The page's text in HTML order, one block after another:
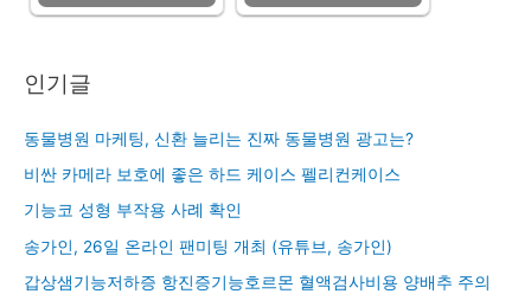
인기글
동물병원 마케팅, 신환 늘리는 진짜 동물병원 광고는?
비싼 카메라 보호에 좋은 하드 케이스 펠리컨케이스
기능코 성형 부작용 사례 확인
송가인, 26일 온라인 팬미팅 개최 (유튜브, 송가인)
갑상샘기능저하증 항진증기능호르몬 혈액검사비용 양배추 주의